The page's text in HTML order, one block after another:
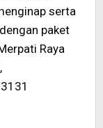
serta
paket
Raya